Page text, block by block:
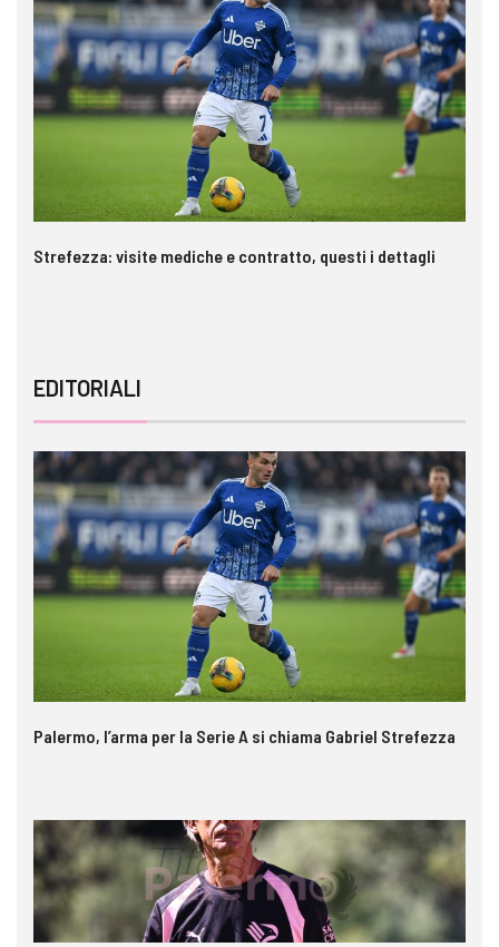
Strefezza: visite mediche e contratto, questi i dettagli
EDITORIALI
Palermo, l’arma per la Serie A si chiama Gabriel Strefezza